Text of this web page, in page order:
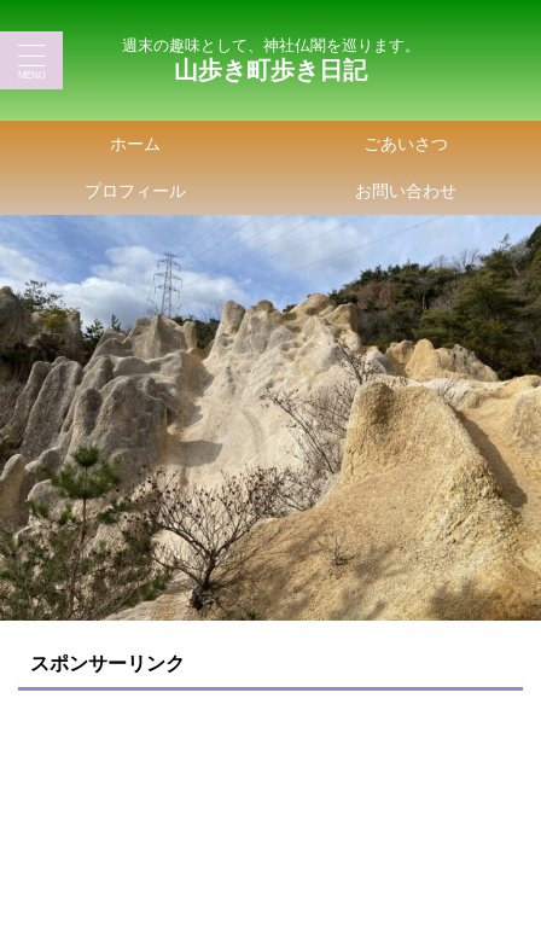
週末の趣味として、神社仏閣を巡ります。
山歩き町歩き日記
ホーム ごあいさつ
プロフィール お問い合わせ
スポンサーリンク